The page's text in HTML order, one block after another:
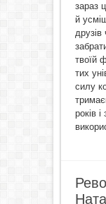
зараз
й
твоїй
тих
силу
років